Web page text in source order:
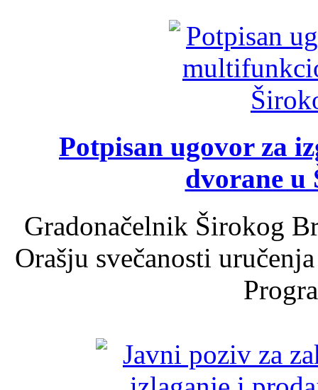
Potpisan ugovor za
dvorane u
Gradonačelnik Širokog
Orašju svečanosti